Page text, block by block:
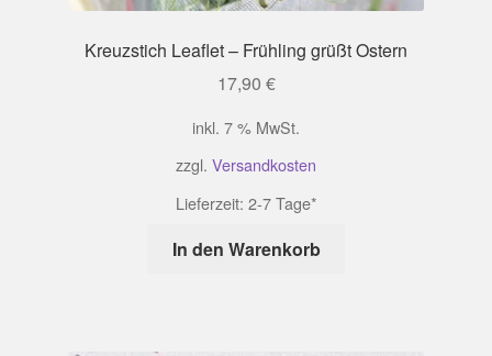
Kreuzstich Leaflet – Frühling grüßt Ostern
17,90 €
inkl. 7 % MwSt.
zzgl. Versandkosten
Lieferzeit: 2-7 Tage*
In den Warenkorb